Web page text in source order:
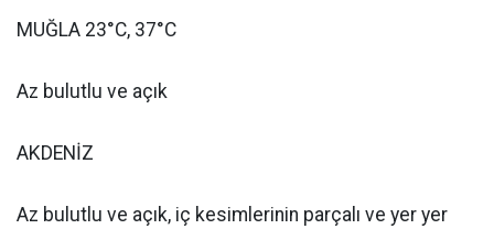
MUĞLA 23°C, 37°C
Az bulutlu ve açık
AKDENİZ
Az bulutlu ve açık, iç kesimlerinin parçalı ve yer yer